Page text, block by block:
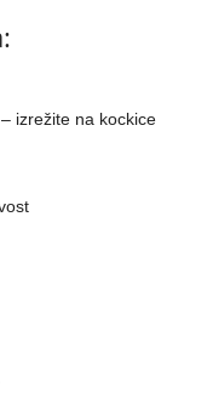
izrežite na kockice